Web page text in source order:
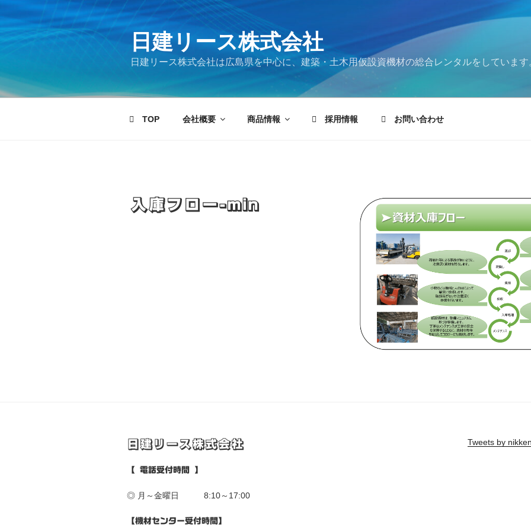
コ
ン
テ
へ
ス
日建リース株式会社
日建リース株式会社は広島県を中心に、建築・土木用仮設資機材の総合レンタルをしています
TOP 会社概要 商品情報 採用情報 お問い合わせ
入庫フロー-min
日建リース株式会社
【 電話受付時間 】
◎ 月～金曜日 8:10～17:00
【機材センター受付時間】
Tweets by